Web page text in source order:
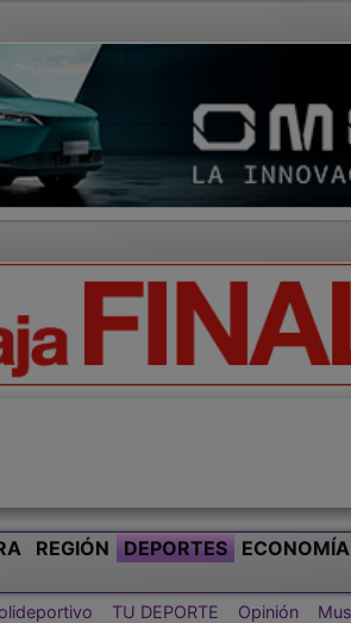
REGIÓN DEPORTES ECONOMÍA
TU DEPORTE Opinión Mus